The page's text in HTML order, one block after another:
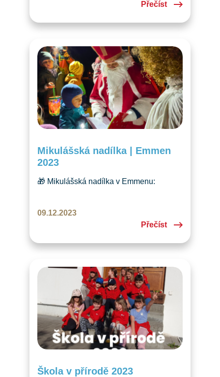
Přečíst
Mikulášská nadílka | Emmen
2023
🎁 Mikulášská nadílka v Emmenu:
a vánoční atmosférou! 🎄
09.12.2023
Přečíst
Škola v přírodě 2023